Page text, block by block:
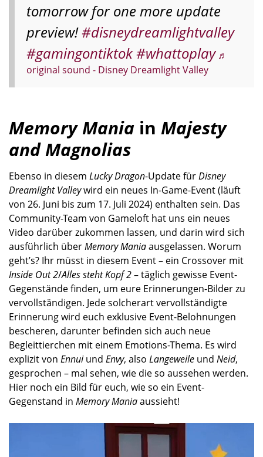
tomorrow for one more update
preview!#disneydreamlightvalley
#gamingontiktok#whattoplay ♬
original sound - Disney Dreamlight Valley
Memory Mania in Majesty
and Magnolias
Ebenso in diesem Lucky Dragon-Update fürDisney
Dreamlight Valleywird ein neues In-Game-Event (läuft
von 26. Juni bis zum 17. Juli 2024) enthalten sein. Das
Community-Team von Gameloft hat uns ein neues
Video darüber zukommen lassen, und darin wird sich
ausführlich überMemory Maniaausgelassen. Worum
geht’s? Ihr müsst in diesem Event – ein Crossover mit
Inside Out 2/Alles steht Kopf 2– täglich gewisse Event-
Gegenstände finden, um eure Erinnerungen-Bilder zu
vervollständigen. Jede solcherart vervollständigte
Erinnerung wird euch exklusive Event-Belohnungen
bescheren, darunter befinden sich auch neue
Begleittierchen mit einem Emotions-Thema. Es wird
explizit von Ennuiund Envy, also Langeweile und Neid,
gesprochen – mal sehen, wie die so aussehen werden.
Hier noch ein Bild für euch, wie so ein Event-
Gegenstand in Memory Maniaaussieht!